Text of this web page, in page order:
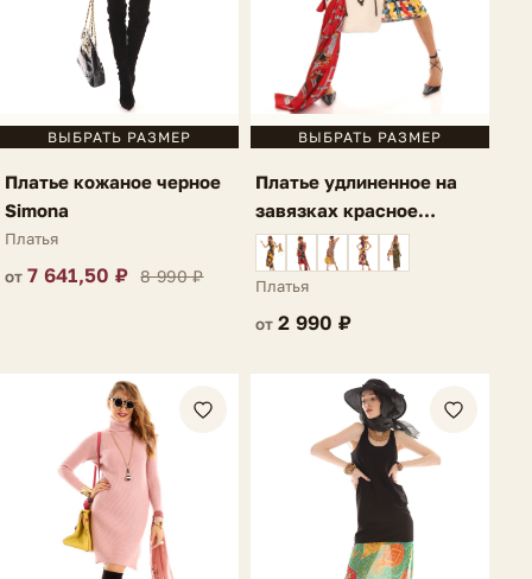
ВЫБРАТЬ РАЗМЕР
Платье кожаное черное
Simona
Платья
от 7 641,50 ₽ 8 990 ₽
ВЫБРАТЬ РАЗМЕР
Платье удлиненное на
завязках красное
Cosmio
Платья
от2 990 ₽